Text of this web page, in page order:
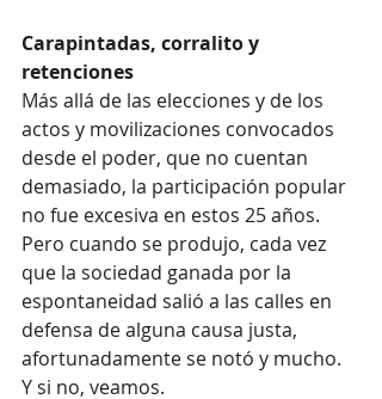
Carapintadas, corralito y
retenciones
Más allá de las elecciones y de los
actos y movilizaciones convocados
desde el poder, que no cuentan
demasiado, la participación popular
no fue excesiva en estos 25 años.
Pero cuando se produjo, cada vez
que la sociedad ganada por la
espontaneidad salió a las calles en
defensa de alguna causa justa,
afortunadamente se notó y mucho.
Y si no, veamos.